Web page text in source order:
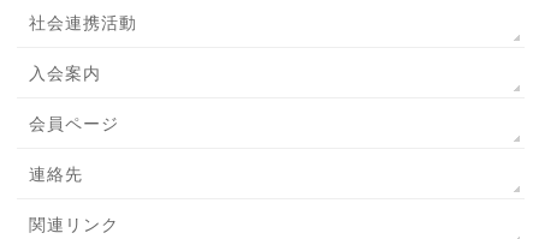
社会連携活動
入会案内
会員ページ
連絡先
関連リンク